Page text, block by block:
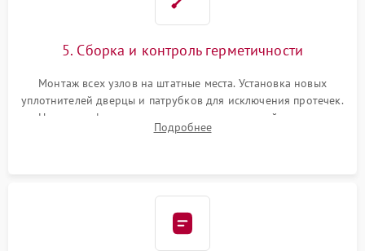
5. Сборка и контроль герметичности
Монтаж всех узлов на штатные места. Установка новых
уплотнителей дверцы и патрубков для исключения протечек.
Надежная фиксация хомутов гидравлической системы,
сборка корпуса и установка датчика поплавка.
Подробнее